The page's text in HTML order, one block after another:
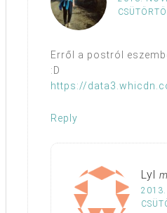
Erről a postról
:D
https://
Reply
Lyl
2013.